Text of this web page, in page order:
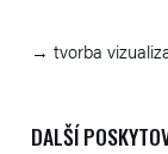
→ tvorba
DALŠÍ